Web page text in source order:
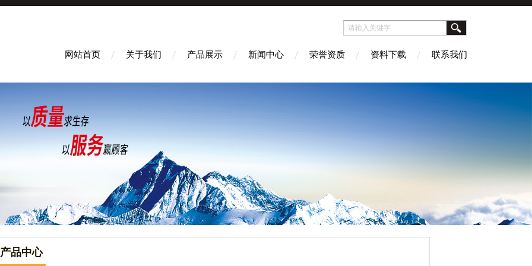
网站首页 关于我们 产品展示 新闻中心 荣誉资质 资料下载 联系我们
产品中心